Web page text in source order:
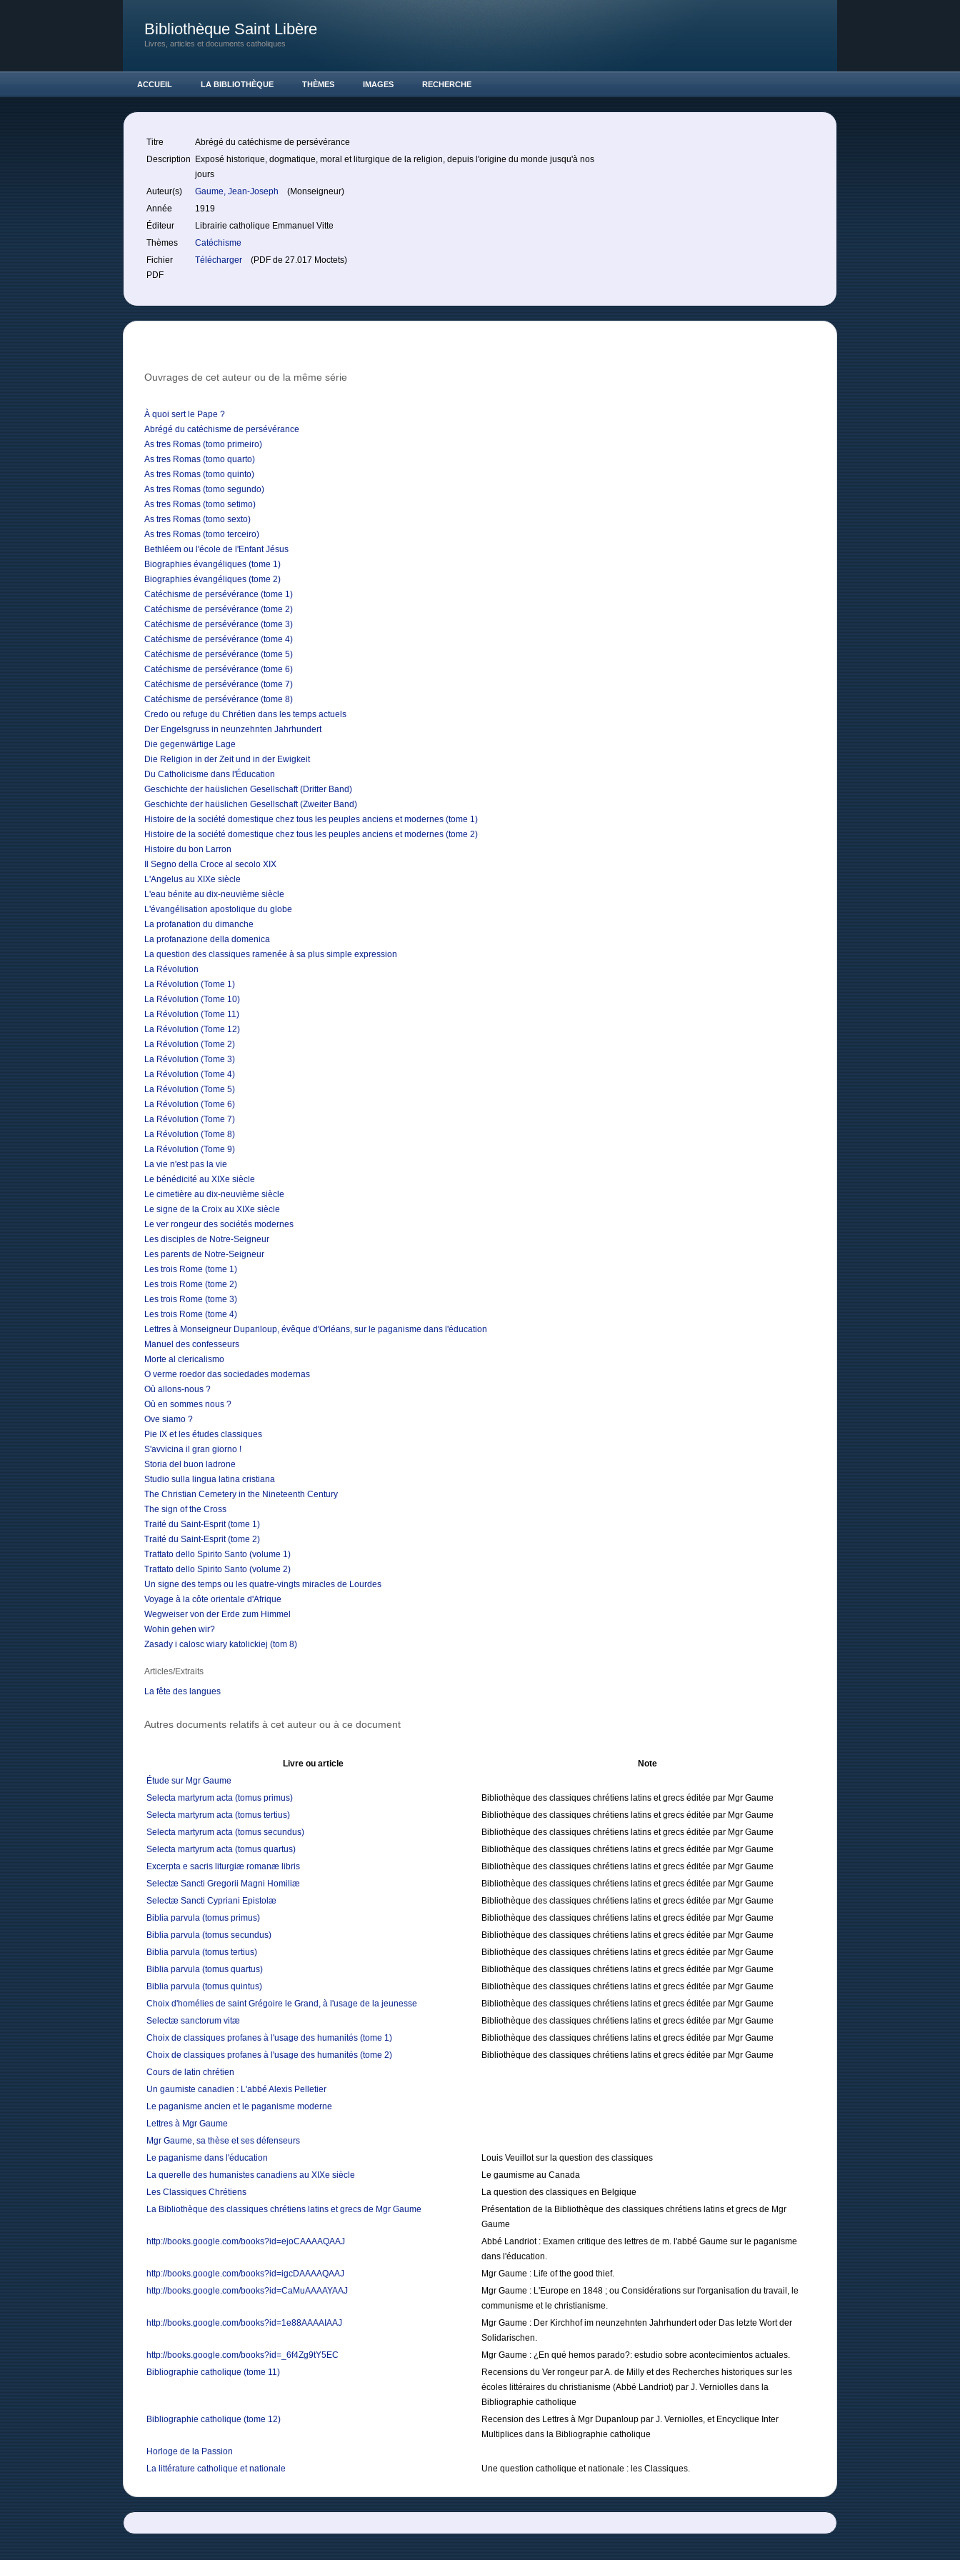
Bibliothèque Saint Libère
Livres, articles et documents catholiques
ACCUEIL LA BIBLIOTHÈQUE THÈMES IMAGES RECHERCHE
Titre
Abrégé du catéchisme de persévérance
Description
Exposé historique, dogmatique, moral et liturgique de la religion, depuis l'origine du monde jusqu'à nos
jours
Auteur(s)
Gaume, Jean-Joseph
(Monseigneur)
Année
1919
Éditeur
Librairie catholique Emmanuel Vitte
Thèmes
Catéchisme
Fichier
PDF
Télécharger (PDF de 27.017 Moctets)
Ouvrages de cet auteur ou de la même série
À quoi sert le Pape ?
Abrégé du catéchisme de persévérance
As tres Romas (tomo primeiro)
As tres Romas (tomo quarto)
As tres Romas (tomo quinto)
As tres Romas (tomo segundo)
As tres Romas (tomo setimo)
As tres Romas (tomo sexto)
As tres Romas (tomo terceiro)
Bethléem ou l'école de l'Enfant Jésus
Biographies évangéliques (tome 1)
Biographies évangéliques (tome 2)
Catéchisme de persévérance (tome 1)
Catéchisme de persévérance (tome 2)
Catéchisme de persévérance (tome 3)
Catéchisme de persévérance (tome 4)
Catéchisme de persévérance (tome 5)
Catéchisme de persévérance (tome 6)
Catéchisme de persévérance (tome 7)
Catéchisme de persévérance (tome 8)
Credo ou refuge du Chrétien dans les temps actuels
Der Engelsgruss in neunzehnten Jahrhundert
Die gegenwärtige Lage
Die Religion in der Zeit und in der Ewigkeit
Du Catholicisme dans l'Éducation
Geschichte der haüslichen Gesellschaft (Dritter Band)
Geschichte der haüslichen Gesellschaft (Zweiter Band)
Histoire de la société domestique chez tous les peuples anciens et modernes (tome 1)
Histoire de la société domestique chez tous les peuples anciens et modernes (tome 2)
Histoire du bon Larron
Il Segno della Croce al secolo XIX
L'Angelus au XIXe siècle
L'eau bénite au dix-neuvième siècle
L'évangélisation apostolique du globe
La profanation du dimanche
La profanazione della domenica
La question des classiques ramenée à sa plus simple expression
La Révolution
La Révolution (Tome 1)
La Révolution (Tome 10)
La Révolution (Tome 11)
La Révolution (Tome 12)
La Révolution (Tome 2)
La Révolution (Tome 3)
La Révolution (Tome 4)
La Révolution (Tome 5)
La Révolution (Tome 6)
La Révolution (Tome 7)
La Révolution (Tome 8)
La Révolution (Tome 9)
La vie n'est pas la vie
Le bénédicité au XIXe siècle
Le cimetière au dix-neuvième siècle
Le signe de la Croix au XIXe siècle
Le ver rongeur des sociétés modernes
Les disciples de Notre-Seigneur
Les parents de Notre-Seigneur
Les trois Rome (tome 1)
Les trois Rome (tome 2)
Les trois Rome (tome 3)
Les trois Rome (tome 4)
Lettres à Monseigneur Dupanloup, évêque d'Orléans, sur le paganisme dans l'éducation
Manuel des confesseurs
Morte al clericalismo
O verme roedor das sociedades modernas
Où allons-nous ?
Où en sommes nous ?
Ove siamo ?
Pie IX et les études classiques
S'avvicina il gran giorno !
Storia del buon ladrone
Studio sulla lingua latina cristiana
The Christian Cemetery in the Nineteenth Century
The sign of the Cross
Traité du Saint-Esprit (tome 1)
Traité du Saint-Esprit (tome 2)
Trattato dello Spirito Santo (volume 1)
Trattato dello Spirito Santo (volume 2)
Un signe des temps ou les quatre-vingts miracles de Lourdes
Voyage à la côte orientale d'Afrique
Wegweiser von der Erde zum Himmel
Wohin gehen wir?
Zasady i calosc wiary katolickiej (tom 8)
Articles/Extraits
La fête des langues
Autres documents relatifs à cet auteur ou à ce document
Livre ou article
Note
Étude sur Mgr Gaume
Selecta martyrum acta (tomus primus)
Bibliothèque des classiques chrétiens latins et grecs éditée par Mgr Gaume
Selecta martyrum acta (tomus tertius)
Bibliothèque des classiques chrétiens latins et grecs éditée par Mgr Gaume
Selecta martyrum acta (tomus secundus)
Bibliothèque des classiques chrétiens latins et grecs éditée par Mgr Gaume
Selecta martyrum acta (tomus quartus)
Bibliothèque des classiques chrétiens latins et grecs éditée par Mgr Gaume
Excerpta e sacris liturgiæ romanæ libris
Bibliothèque des classiques chrétiens latins et grecs éditée par Mgr Gaume
Selectæ Sancti Gregorii Magni Homiliæ
Bibliothèque des classiques chrétiens latins et grecs éditée par Mgr Gaume
Selectæ Sancti Cypriani Epistolæ
Bibliothèque des classiques chrétiens latins et grecs éditée par Mgr Gaume
Biblia parvula (tomus primus)
Bibliothèque des classiques chrétiens latins et grecs éditée par Mgr Gaume
Biblia parvula (tomus secundus)
Bibliothèque des classiques chrétiens latins et grecs éditée par Mgr Gaume
Biblia parvula (tomus tertius)
Bibliothèque des classiques chrétiens latins et grecs éditée par Mgr Gaume
Biblia parvula (tomus quartus)
Bibliothèque des classiques chrétiens latins et grecs éditée par Mgr Gaume
Biblia parvula (tomus quintus)
Bibliothèque des classiques chrétiens latins et grecs éditée par Mgr Gaume
Choix d'homélies de saint Grégoire le Grand, à l'usage de la jeunesse
Bibliothèque des classiques chrétiens latins et grecs éditée par Mgr Gaume
Selectæ sanctorum vitæ
Bibliothèque des classiques chrétiens latins et grecs éditée par Mgr Gaume
Choix de classiques profanes à l'usage des humanités (tome 1)
Bibliothèque des classiques chrétiens latins et grecs éditée par Mgr Gaume
Choix de classiques profanes à l'usage des humanités (tome 2)
Bibliothèque des classiques chrétiens latins et grecs éditée par Mgr Gaume
Cours de latin chrétien
Un gaumiste canadien : L'abbé Alexis Pelletier
Le paganisme ancien et le paganisme moderne
Lettres à Mgr Gaume
Mgr Gaume, sa thèse et ses défenseurs
Le paganisme dans l'éducation
Louis Veuillot sur la question des classiques
La querelle des humanistes canadiens au XIXe siècle
Le gaumisme au Canada
Les Classiques Chrétiens
La question des classiques en Belgique
La Bibliothèque des classiques chrétiens latins et grecs de Mgr Gaume
Présentation de la Bibliothèque des classiques chrétiens latins et grecs de Mgr
Gaume
http://books.google.com/books?id=ejoCAAAAQAAJ
Abbé Landriot : Examen critique des lettres de m. l'abbé Gaume sur le paganisme
dans l'éducation.
http://books.google.com/books?id=igcDAAAAQAAJ
Mgr Gaume : Life of the good thief.
http://books.google.com/books?id=CaMuAAAAYAAJ
Mgr Gaume : L'Europe en 1848 ; ou Considérations sur l'organisation du travail, le
communisme et le christianisme.
http://books.google.com/books?id=1e88AAAAIAAJ
Mgr Gaume : Der Kirchhof im neunzehnten Jahrhundert oder Das letzte Wort der
Solidarischen.
http://books.google.com/books?id=_6f4Zg9tY5EC
Mgr Gaume : ¿En qué hemos parado?: estudio sobre acontecimientos actuales.
Bibliographie catholique (tome 11)
Recensions du Ver rongeur par A. de Milly et des Recherches historiques sur les
écoles littéraires du christianisme (Abbé Landriot) par J. Verniolles dans la
Bibliographie catholique
Bibliographie catholique (tome 12)
Recension des Lettres à Mgr Dupanloup par J. Verniolles, et Encyclique Inter
Multiplices dans la Bibliographie catholique
Horloge de la Passion
La littérature catholique et nationale
Une question catholique et nationale : les Classiques.